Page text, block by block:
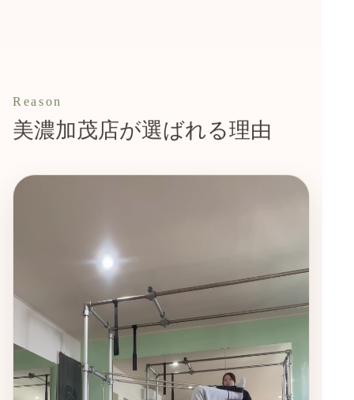
Reason
美濃加茂店が選ばれる理由